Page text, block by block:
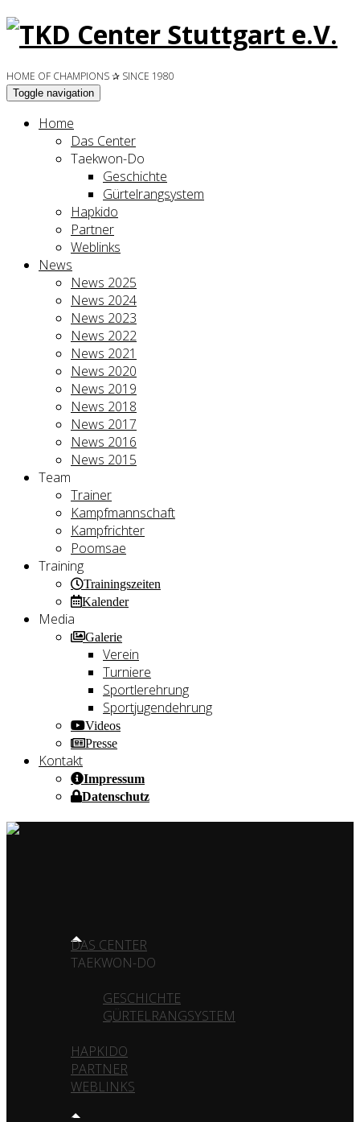
HOME OF CHAMPIONS ✰ SINCE 1980
Toggle navigation
Home
Das Center
Taekwon-Do
Geschichte
Gürtelrangsystem
Hapkido
Partner
Weblinks
News
News 2025
News 2024
News 2023
News 2022
News 2021
News 2020
News 2019
News 2018
News 2017
News 2016
News 2015
Team
Trainer
Kampfmannschaft
Kampfrichter
Poomsae
Training
Trainingszeiten
Kalender
Media
Galerie
Verein
Turniere
Sportlerehrung
Sportjugendehrung
Videos
Presse
Kontakt
Impressum
Datenschutz
DAS CENTER
TAEKWON-DO
GESCHICHTE
GÜRTELRANGSYSTEM
HAPKIDO
PARTNER
WEBLINKS